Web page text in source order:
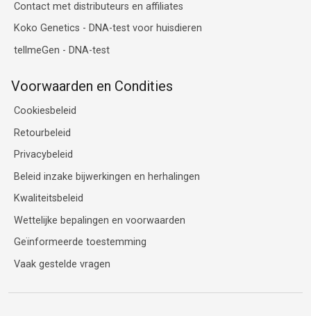
Contact met distributeurs en affiliates
Koko Genetics - DNA-test voor huisdieren
tellmeGen - DNA-test
Voorwaarden en Condities
Cookiesbeleid
Retourbeleid
Privacybeleid
Beleid inzake bijwerkingen en herhalingen
Kwaliteitsbeleid
Wettelijke bepalingen en voorwaarden
Geïnformeerde toestemming
Vaak gestelde vragen